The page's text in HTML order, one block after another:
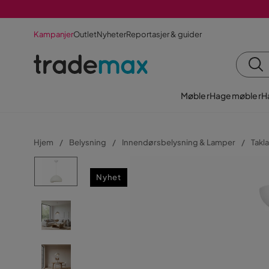
KampanjerOutletNyheterReportasjer & guider
MøblerHagemøbler
Hjem Belysning Innendørsbelysning & Lamper
Nyhet